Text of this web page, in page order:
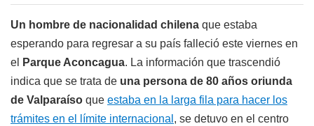
Un hombre de nacionalidad chilena que estaba
esperando para regresar a su país falleció este viernes en
el
Parque Aconcagua. La información que trascendió
indica que se trata de una persona de 80 años oriunda
de Valparaíso que estaba en la larga fila para hacer los
trámites en el límite internacional , se detuvo en el centro